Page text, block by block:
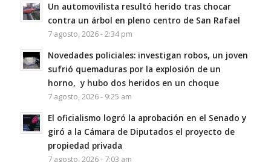
Un automovilista resultó herido tras chocar
contra un árbol en pleno centro de San Rafael
7 agosto, 2026 - 2:34 pm
Novedades policiales: investigan robos, un joven
sufrió quemaduras por la explosión de un
horno, y hubo dos heridos en un choque
7 agosto, 2026 - 9:25 am
El oficialismo logró la aprobación en el Senado y
giró a la Cámara de Diputados el proyecto de
propiedad privada
7 agosto, 2026 - 7:03 am